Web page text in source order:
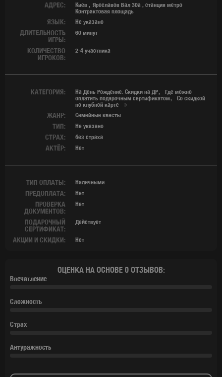
АДРЕС: Киев Ярославов Вал 30а , станция метро
Контрактовая площадь
ЯЗЫК: Не указано
ДЛИТЕЛЬНОСТЬ
ИГРЫ:
60 минут
КОЛИЧЕСТВО
ИГРОКОВ:
2-4 участника
КАТЕГОРИЯ: На День Рождение. Скидки на ДР
Где можно
оплатить подарочным сертификатом
Со скидкой
по клубной карте
ЖАНР: Семейные квесты
ТИП: Не указано
СТРАХ: без страха
АКТЁР: Нет
ТИП ОПЛАТЫ: Наличными
ПРЕДОПЛАТА: Нет
ПРОВЕРКА
ДОКУМЕНТОВ:
Нет
ПОДАРОЧНЫЙ
СЕРТИФИКАТ:
Действует
АКЦИИ И СКИДКИ: Нет
ОЦЕНКА НА ОСНОВЕ 0 ОТЗЫВОВ:
Впечатление
Сложность
Страх
Антуражность